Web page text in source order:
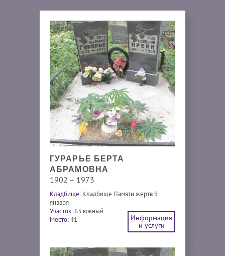
ГУРАРЬЕ БЕРТА
АБРАМОВНА
1902 – 1973
Кладбище: Кладбище Памяти жертв 9
января
Участок:63 южный
Место:41
Информация
и услуги